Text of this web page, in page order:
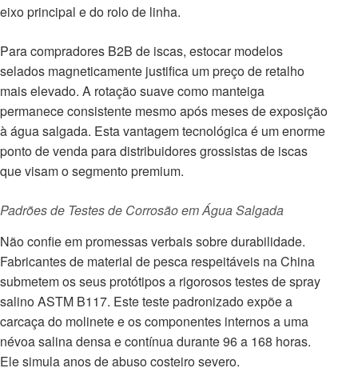
eixo principal e do rolo de linha.
Para compradores B2B de iscas, estocar modelos
selados magneticamente justifica um preço de retalho
mais elevado. A rotação suave como manteiga
permanece consistente mesmo após meses de exposição
à água salgada. Esta vantagem tecnológica é um enorme
ponto de venda para distribuidores grossistas de iscas
que visam o segmento premium.
Padrões de Testes de Corrosão em Água Salgada
Não confie em promessas verbais sobre durabilidade.
Fabricantes de material de pesca respeitáveis na China
submetem os seus protótipos a rigorosos testes de spray
salino ASTM B117. Este teste padronizado expõe a
carcaça do molinete e os componentes internos a uma
névoa salina densa e contínua durante 96 a 168 horas.
Ele simula anos de abuso costeiro severo.